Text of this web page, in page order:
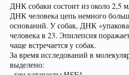
ДНК собаки состоит из около 2,5
ДНК человека цепь немного
оснований. У собак, ДНК
человека в 23. Эпилепсия
чаще встречается у собак.
За время исследований в
выделено: